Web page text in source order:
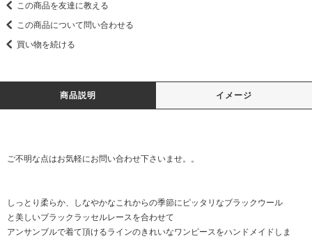
この商品を友達に教える
この商品について問い合わせる
買い物を続ける
商品説明 イメージ
ご不明な点はお気軽にお問い合わせ下さいませ。。
しっとり柔らか、しなやかなこれからの季節にピッタリなブラックウール
と美しいブラックラッセルレースを合わせて
アンサンブルで着て頂けるラインのきれいなワンピースをハンドメイドしま